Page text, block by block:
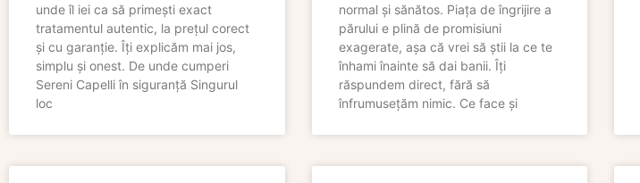
unde îl iei ca să primești exact
tratamentul autentic, la prețul corect
și cu garanție. Îți explicăm mai jos,
simplu și onest. De unde cumperi
Sereni Capelli în siguranță Singurul
loc
normal și sănătos. Piața de îngrijire a
părului e plină de promisiuni
exagerate, așa că vrei să știi la ce te
înhami înainte să dai banii. Îți
răspundem direct, fără să
înfrumusețăm nimic. Ce face și